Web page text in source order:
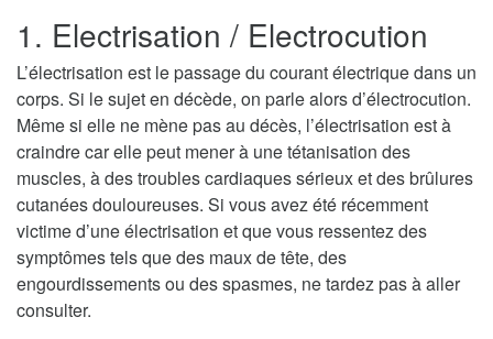
1. Electrisation / Electrocution
L’électrisation est le passage du courant électrique dans un
corps. Si le sujet en décède, on parle alors d’électrocution.
Même si elle ne mène pas au décès, l’électrisation est à
craindre car elle peut mener à une tétanisation des
muscles, à des troubles cardiaques sérieux et des brûlures
cutanées douloureuses. Si vous avez été récemment
victime d’une électrisation et que vous ressentez des
symptômes tels que des maux de tête, des
engourdissements ou des spasmes, ne tardez pas à aller
consulter.